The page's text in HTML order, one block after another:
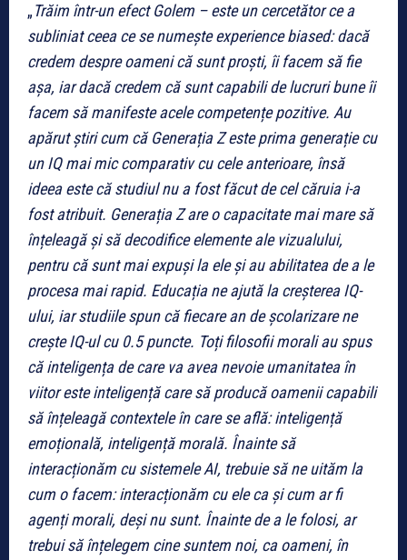
„Trăim într-un efect Golem – este un cercetător ce a
subliniat ceea ce se numește experience biased: dacă
credem despre oameni că sunt proști, îi facem să fie
așa, iar dacă credem că sunt capabili de lucruri bune îi
facem să manifeste acele competențe pozitive. Au
apărut știri cum că Generația Z este prima generație cu
un IQ mai mic comparativ cu cele anterioare, însă
ideea este că studiul nu a fost făcut de cel căruia i-a
fost atribuit. Generația Z are o capacitate mai mare să
înțeleagă și să decodifice elemente ale vizualului,
pentru că sunt mai expuși la ele și au abilitatea de a le
procesa mai rapid. Educația ne ajută la creșterea IQ-
ului, iar studiile spun că fiecare an de școlarizare ne
crește IQ-ul cu 0.5 puncte. Toți filosofii morali au spus
că inteligența de care va avea nevoie umanitatea în
viitor este inteligență care să producă oamenii capabili
să înțeleagă contextele în care se află: inteligență
emoțională, inteligență morală. Înainte să
interacționăm cu sistemele AI, trebuie să ne uităm la
cum o facem: interacționăm cu ele ca și cum ar fi
agenți morali, deși nu sunt. Înainte de a le folosi, ar
trebui să înțelegem cine suntem noi, ca oameni, în